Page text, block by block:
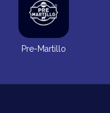
Pre-Martillo